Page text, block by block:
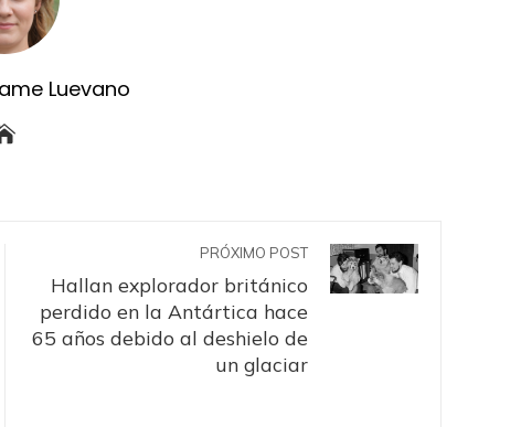
Luevano
PRÓXIMO POST
Hallan explorador británico
perdido en la Antártica hace
65 años debido al deshielo de
un glaciar